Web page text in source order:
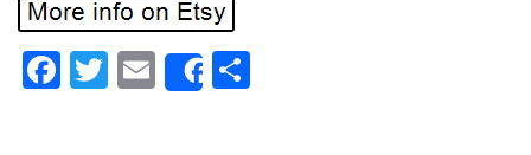
Fa
ce
Tw
itt
Em
ail
Share